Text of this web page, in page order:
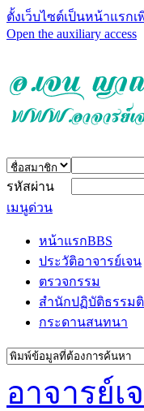
ตั้งเว็บไซต์เป็นหน้าแรกเ
Open the auxiliary access
รหัสผ่าน
เมนูด่วน
หน้าแรกBBS
ประวัติอาจารย์เจน
ตรวจกรรม
สำนักปฏิบัติธรรม
กระดานสนทนา
อาจารย์เ